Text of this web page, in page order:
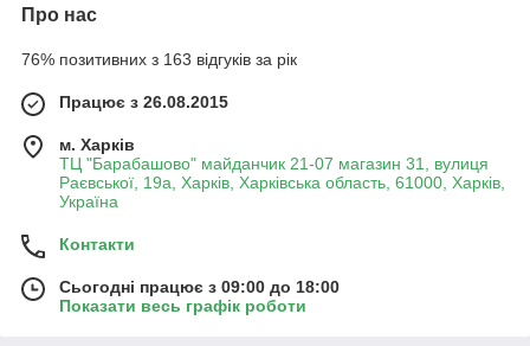
Про нас
76% позитивних з 163 відгуків за рік
Працює з 26.08.2015
м. Харків
ТЦ "Барабашово" майданчик 21-07 магазин 31, вулиця
Раєвської, 19а, Харків, Харківська область, 61000, Харків,
Україна
Контакти
Сьогодні працює з 09:00 до 18:00
Показати весь графік роботи